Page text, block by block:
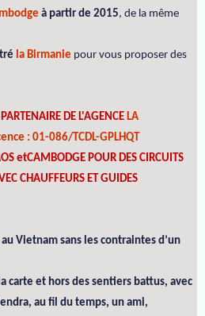
à partir de 2015, de la même
la Birmanie pour vous proposer des
DE L'AGENCE LA
: 01-086/TCDL-GPLHQT
etCAMBODGE POUR DES CIRCUITS
CHAUFFEURS ET GUIDES
Vietnam sans les contraintes d’un
carte et hors des sentiers battus, avec
au fil du temps, un ami,